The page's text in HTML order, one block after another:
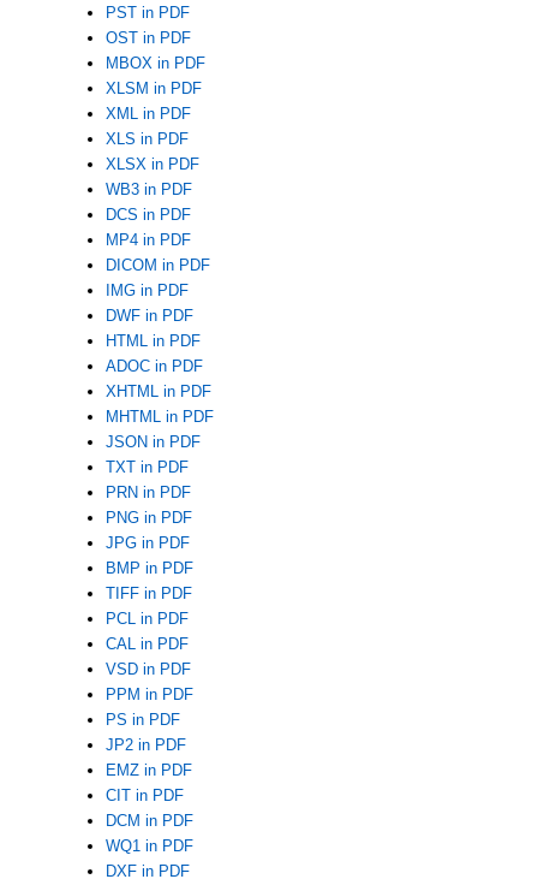
PST in PDF
OST in PDF
MBOX in PDF
XLSM in PDF
XML in PDF
XLS in PDF
XLSX in PDF
WB3 in PDF
DCS in PDF
MP4 in PDF
DICOM in PDF
IMG in PDF
DWF in PDF
HTML in PDF
ADOC in PDF
XHTML in PDF
MHTML in PDF
JSON in PDF
TXT in PDF
PRN in PDF
PNG in PDF
JPG in PDF
BMP in PDF
TIFF in PDF
PCL in PDF
CAL in PDF
VSD in PDF
PPM in PDF
PS in PDF
JP2 in PDF
EMZ in PDF
CIT in PDF
DCM in PDF
WQ1 in PDF
DXF in PDF